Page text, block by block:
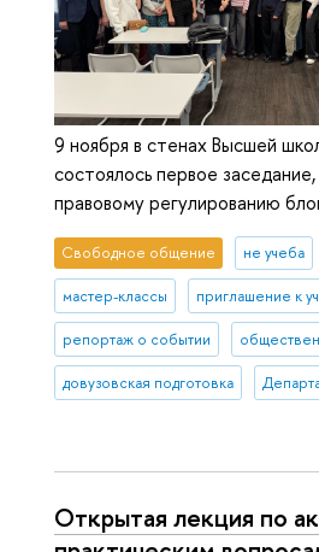
9 ноября в стенах Высшей
состоялось первое
правовому регулированию
Свободное общение не учеба
мастер-классы приглашение к
репортаж о событии
довузовская подготовка
Открытая лекция по